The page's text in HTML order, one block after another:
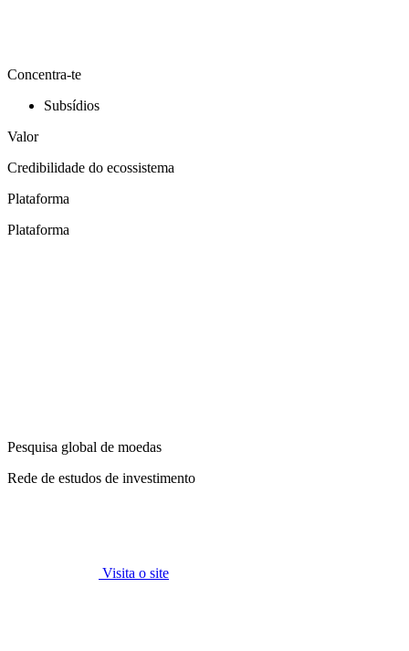
Concentra-te
Subsídios
Valor
Credibilidade do ecossistema
Plataforma
Plataforma
Pesquisa global de moedas
Rede de estudos de investimento
Visita o site